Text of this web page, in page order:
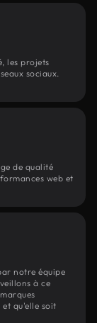
les projets
sociaux.
de qualité
web et
notre équipe
à ce
qu'elle soit